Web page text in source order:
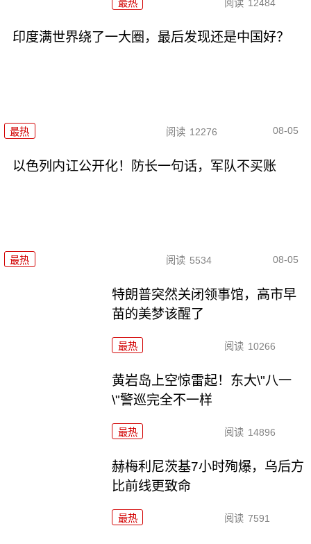
最热 阅读 12484
印度满世界绕了一大圈，最后发现还是中国好？
最热 阅读 12276 08-05
以色列内讧公开化！防长一句话，军队不买账
最热 阅读 5534 08-05
特朗普突然关闭领事馆，高市早
苗的美梦该醒了
最热 阅读 10266
黄岩岛上空惊雷起！东大\"八一
\"警巡完全不一样
最热 阅读 14896
赫梅利尼茨基7小时殉爆，乌后方
比前线更致命
最热 阅读 7591